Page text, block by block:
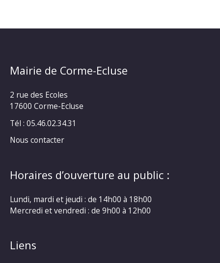
Mairie de Corme-Ecluse
2 rue des Ecoles
17600 Corme-Ecluse
Tél : 05.46.02.34.31
Nous contacter
Horaires d’ouverture au public :
Lundi, mardi et jeudi : de 14h00 à 18h00
Mercredi et vendredi : de 9h00 à 12h00
Liens